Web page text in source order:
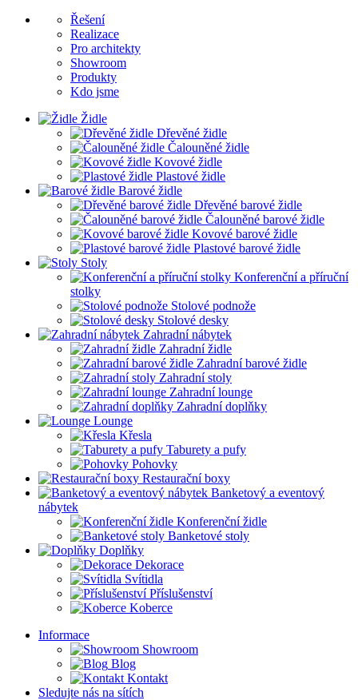
Řešení
Realizace
Pro architekty
Showroom
Produkty
Kdo jsme
Židle
Dřevěné židle
Čalouněné židle
Kovové židle
Plastové židle
Barové židle
Dřevěné barové židle
Čalouněné barové židle
Kovové barové židle
Plastové barové židle
Stoly
Konferenční a příruční
stolky
Stolové podnože
Stolové desky
Zahradní nábytek
Zahradní židle
Zahradní barové židle
Zahradní stoly
Zahradní lounge
Zahradní doplňky
Lounge
Křesla
Taburety a pufy
Pohovky
Restaurační boxy
Banketový a eventový
nábytek
Konferenční židle
Banketové stoly
Doplňky
Dekorace
Svítidla
Příslušenství
Koberce
Informace
Showroom
Blog
Kontakt
Sledujte nás na sítích